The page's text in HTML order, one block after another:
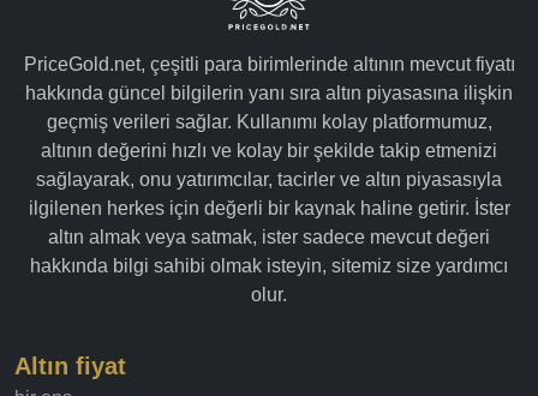
PriceGold.net, çeşitli para birimlerinde altının mevcut fiyatı
hakkında güncel bilgilerin yanı sıra altın piyasasına ilişkin
geçmiş verileri sağlar. Kullanımı kolay platformumuz,
altının değerini hızlı ve kolay bir şekilde takip etmenizi
sağlayarak, onu yatırımcılar, tacirler ve altın piyasasıyla
ilgilenen herkes için değerli bir kaynak haline getirir. İster
altın almak veya satmak, ister sadece mevcut değeri
hakkında bilgi sahibi olmak isteyin, sitemiz size yardımcı
olur.
Altın fiyat